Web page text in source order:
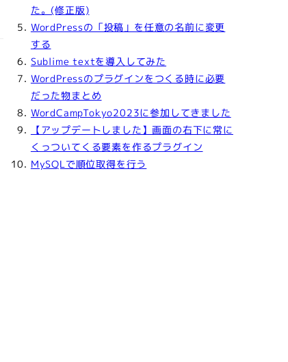
た。(修正版)
WordPressの「投稿」を任意の名前に変更
する
Sublime textを導入してみた
WordPressのプラグインをつくる時に必要
だった物まとめ
WordCampTokyo2023に参加してきました
【アップデートしました】画面の右下に常に
くっついてくる要素を作るプラグイン
MySQLで順位取得を行う